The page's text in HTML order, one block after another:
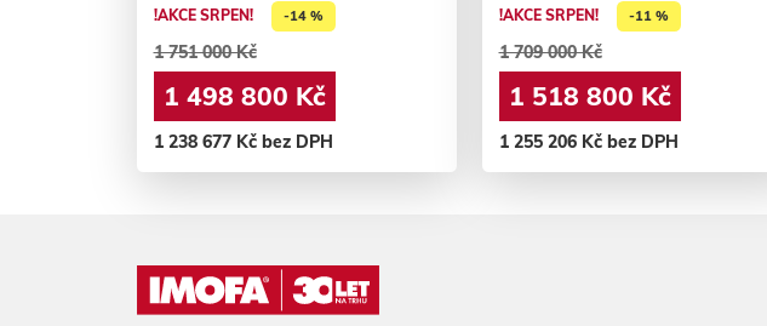
!AKCE SRPEN! -14 %
1 751 000 Kč
1 498 800 Kč
1 238 677 Kč bez DPH
!AKCE SRPEN! -11 %
1 709 000 Kč
1 518 800 Kč
1 255 206 Kč bez DPH